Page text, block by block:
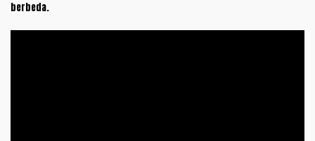
berbeda.